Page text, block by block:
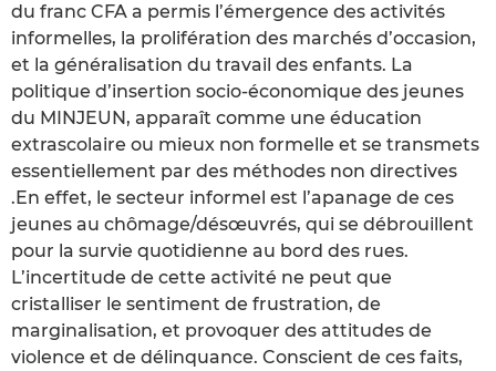
du franc CFA a permis l’émergence des activités
informelles, la prolifération des marchés d’occasion,
et la généralisation du travail des enfants. La
politique d’insertion socio-économique des jeunes
du MINJEUN, apparaît comme une éducation
extrascolaire ou mieux non formelle et se transmets
essentiellement par des méthodes non directives
.En effet, le secteur informel est l’apanage de ces
jeunes au chômage/désœuvrés, qui se débrouillent
pour la survie quotidienne au bord des rues.
L’incertitude de cette activité ne peut que
cristalliser le sentiment de frustration, de
marginalisation, et provoquer des attitudes de
violence et de délinquance. Conscient de ces faits,